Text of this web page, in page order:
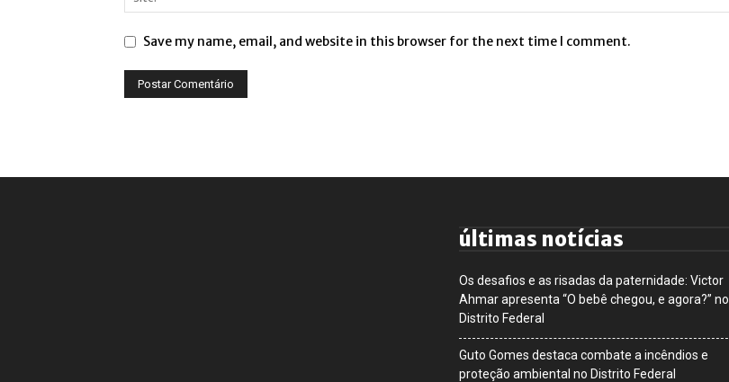
Save my name, email, and website in this browser for the next time I comment.
últimas notícias
Os desafios e as risadas da paternidade: Victor
Ahmar apresenta “O bebê chegou, e agora?” no
Distrito Federal
Guto Gomes destaca combate a incêndios e
proteção ambiental no Distrito Federal